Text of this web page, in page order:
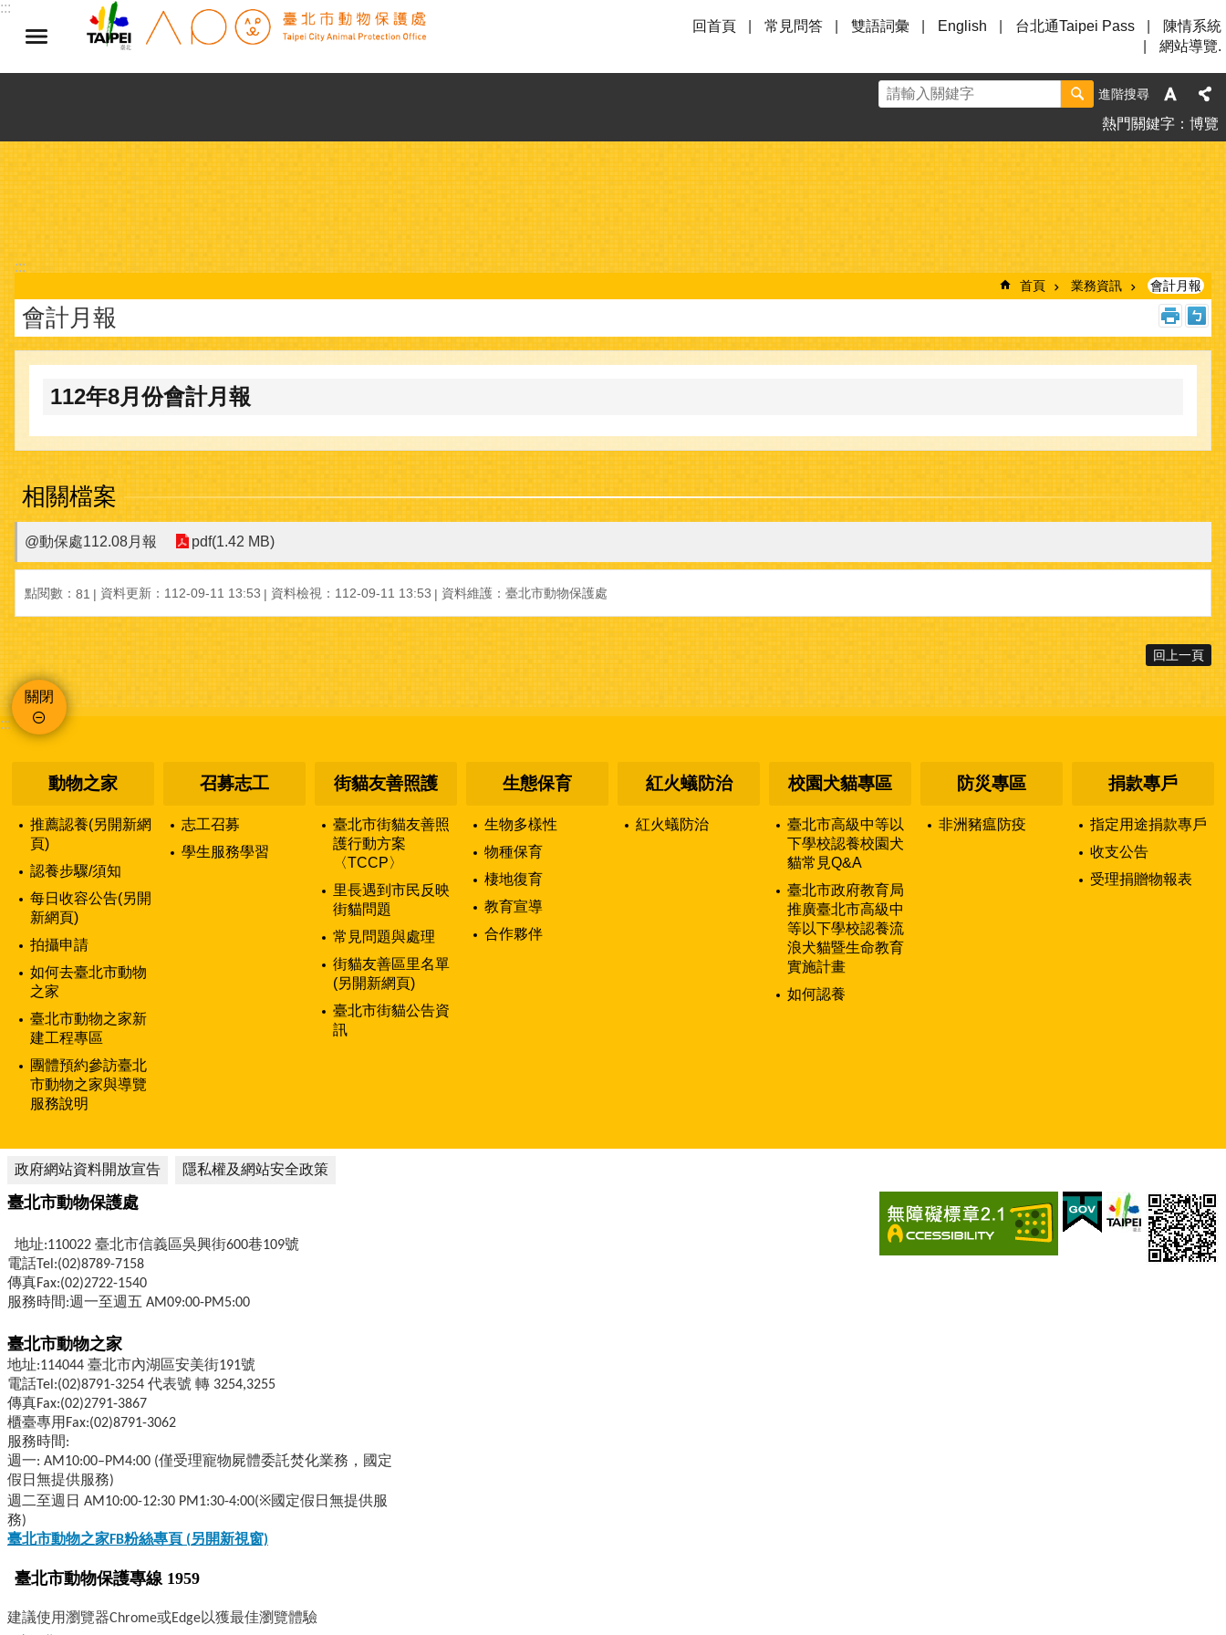
跳到主要內容區塊
:::
回首頁
常見問答 雙語詞彙 English 台北通Taipei Pass
陳情系統
網站導覽.
進階搜尋
熱門關鍵字 博覽
:::
首頁 業務資訊 會計月報
會計月報
112年8月份會計月報
相關檔案
@動保處112.08月報 pdf(1.42 MB)
點閱數： 81 資料更新：112-09-11 13:53 資料檢視：112-09-11 13:53 資料維護：臺北市動物保護處
回上一頁
關閉
:::
動物之家
推薦認養(另開新網
頁)
認養步驟/須知
每日收容公告(另開
新網頁)
拍攝申請
如何去臺北市動物
之家
臺北市動物之家新
建工程專區
團體預約參訪臺北
市動物之家與導覽
服務說明
召募志工
志工召募
學生服務學習
街貓友善照護
臺北市街貓友善照
護行動方案
〈TCCP〉
里長遇到市民反映
街貓問題
常見問題與處理
街貓友善區里名單
(另開新網頁)
臺北市街貓公告資
訊
生態保育
生物多樣性
物種保育
棲地復育
教育宣導
合作夥伴
紅火蟻防治
紅火蟻防治
校園犬貓專區
臺北市高級中等以
下學校認養校園犬
貓常見Q&A
臺北市政府教育局
推廣臺北市高級中
等以下學校認養流
浪犬貓暨生命教育
實施計畫
如何認養
防災專區
非洲豬瘟防疫
捐款專戶
指定用途捐款專戶
收支公告
受理捐贈物報表
政府網站資料開放宣告 隱私權及網站安全政策
臺北市動物保護處
地址:110022 臺北市信義區吳興街600巷109號
電話Tel:(02)8789-7158
傳真Fax:(02)2722-1540
服務時間:週一至週五 AM09:00-PM5:00
臺北市動物之家
地址:114044 臺北市內湖區安美街191號
電話Tel:(02)8791-3254 代表號 轉 3254,3255
傳真Fax:(02)2791-3867
櫃臺專用Fax:(02)8791-3062
服務時間:
週一: AM10:00–PM4:00 (僅受理寵物屍體委託焚化業務，國定
假日無提供服務)
週二至週日 AM10:00-12:30 PM1:30-4:00(※國定假日無提供服
務)
臺北市動物之家FB粉絲專頁 (另開新視窗)
臺北市動物保護專線 1959
建議使用瀏覽器Chrome或Edge以獲最佳瀏覽體驗